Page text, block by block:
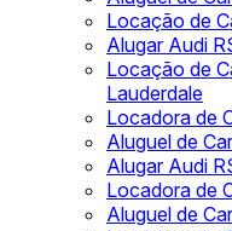
Locação de
Alugar Audi
Locação de
Lauderdale
Locadora de
Aluguel de
Alugar Audi
Locadora de
Aluguel de